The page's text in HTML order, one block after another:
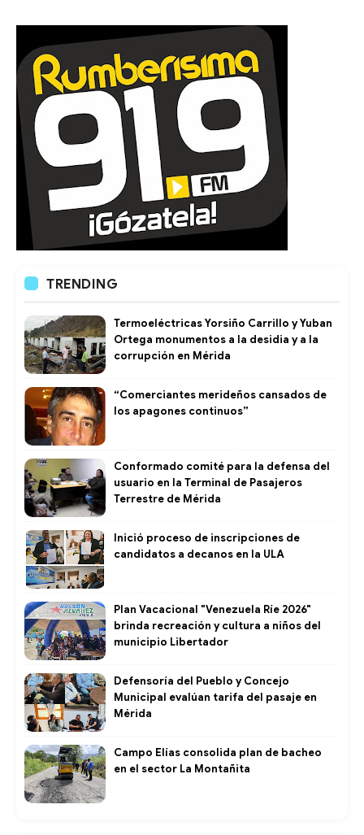
TRENDING
Termoeléctricas Yorsiño Carrillo y Yuban
Ortega monumentos a la desidia y a la
corrupción en Mérida
“Comerciantes merideños cansados de
los apagones continuos”
Conformado comité para la defensa del
usuario en la Terminal de Pasajeros
Terrestre de Mérida
Inició proceso de inscripciones de
candidatos a decanos en la ULA
Plan Vacacional "Venezuela Ríe 2026"
brinda recreación y cultura a niños del
municipio Libertador
Defensoría del Pueblo y Concejo
Municipal evalúan tarifa del pasaje en
Mérida
Campo Elías consolida plan de bacheo
en el sector La Montañita